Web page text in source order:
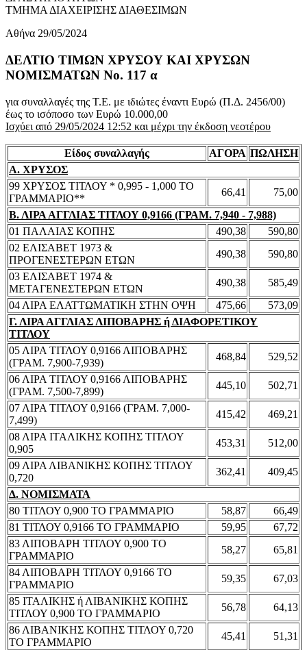
ΤΜΗΜΑ ΔΙΑΧΕΙΡΙΣΗΣ ΔΙΑΘΕΣΙΜΩΝ
Αθήνα 29/05/2024
ΔΕΛΤΙΟ ΤΙΜΩΝ ΧΡΥΣΟΥ ΚΑΙ ΧΡΥΣΩΝ
ΝΟΜΙΣΜΑΤΩΝ No. 117 α
για συναλλαγές της Τ.Ε. με ιδιώτες έναντι Ευρώ (Π.Δ. 2456/00)
έως το ισόποσο των Ευρώ 10.000,00
Ισχύει από 29/05/2024 12:52 και μέχρι την έκδοση νεοτέρου
Είδος συναλλαγής ΑΓΟΡΑ ΠΩΛΗΣΗ
Α. ΧΡΥΣΟΣ
99 ΧΡΥΣΟΣ ΤΙΤΛΟΥ * 0,995 - 1,000 ΤΟ
ΓΡΑΜΜΑΡΙΟ**
66,41
75,00
Β. ΛΙΡΑ ΑΓΓΛΙΑΣ ΤΙΤΛΟΥ 0,9166 (ΓΡΑΜ. 7,940 - 7,988)
01 ΠΑΛΑΙΑΣ ΚΟΠΗΣ
490,38
590,80
02 ΕΛΙΣΑΒΕΤ 1973 &
ΠΡΟΓΕΝΕΣΤΕΡΩΝ ΕΤΩΝ
490,38
590,80
03 ΕΛΙΣΑΒΕΤ 1974 &
ΜΕΤΑΓΕΝΕΣΤΕΡΩΝ ΕΤΩΝ
490,38
585,49
04 ΛΙΡΑ ΕΛΑΤΤΩΜΑΤΙΚΗ ΣΤΗΝ ΟΨΗ
475,66
573,09
Γ. ΛΙΡΑ ΑΓΓΛΙΑΣ ΛΙΠΟΒΑΡΗΣ ή ΔΙΑΦΟΡΕΤΙΚΟΥ
ΤΙΤΛΟΥ
05 ΛΙΡΑ ΤΙΤΛΟΥ 0,9166 ΛΙΠΟΒΑΡΗΣ
(ΓΡΑΜ. 7,900-7,939)
468,84
529,52
06 ΛΙΡΑ ΤΙΤΛΟΥ 0,9166 ΛΙΠΟΒΑΡΗΣ
(ΓΡΑΜ. 7,500-7,899)
445,10
502,71
07 ΛΙΡΑ ΤΙΤΛΟΥ 0,9166 (ΓΡΑΜ. 7,000-
7,499)
415,42
469,21
08 ΛΙΡΑ ΙΤΑΛΙΚΗΣ ΚΟΠΗΣ ΤΙΤΛΟΥ
0,905
453,31
512,00
09 ΛΙΡΑ ΛΙΒΑΝΙΚΗΣ ΚΟΠΗΣ ΤΙΤΛΟΥ
0,720
362,41
409,45
Δ. ΝΟΜΙΣΜΑΤΑ
80 ΤΙΤΛΟΥ 0,900 ΤΟ ΓΡΑΜΜΑΡΙΟ
58,87
66,49
81 ΤΙΤΛΟΥ 0,9166 ΤΟ ΓΡΑΜΜΑΡΙΟ
59,95
67,72
83 ΛΙΠΟΒΑΡΗ ΤΙΤΛΟΥ 0,900 ΤΟ
ΓΡΑΜΜΑΡΙΟ
58,27
65,81
84 ΛΙΠΟΒΑΡΗ ΤΙΤΛΟΥ 0,9166 ΤΟ
ΓΡΑΜΜΑΡΙΟ
59,35
67,03
85 ΙΤΑΛΙΚΗΣ ή ΛΙΒΑΝΙΚΗΣ ΚΟΠΗΣ
ΤΙΤΛΟΥ 0,900 ΤΟ ΓΡΑΜΜΑΡΙΟ
56,78
64,13
86 ΛΙΒΑΝΙΚΗΣ ΚΟΠΗΣ ΤΙΤΛΟΥ 0,720
ΤΟ ΓΡΑΜΜΑΡΙΟ
45,41
51,31